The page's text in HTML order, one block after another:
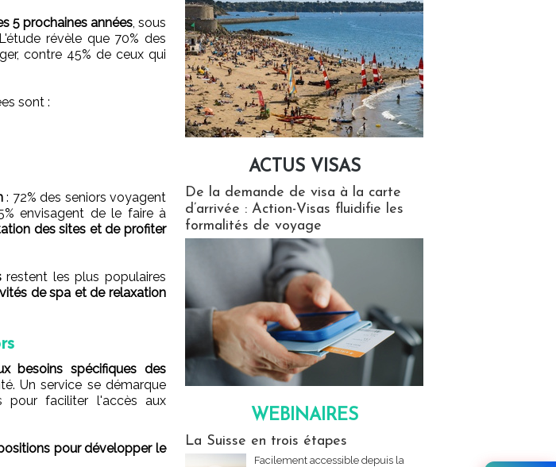
5 prochaines années, sous
révèle que 70% des
contre 45% de ceux qui
sont :
: 72% des seniors voyagent
envisagent de le faire à
des sites et de profiter
restent les plus populaires
de spa et de relaxation
besoins spécifiques des
Un service se démarque
pour faciliter l'accès aux
pour développer le
ACTUS VISAS
De la demande de visa à la carte
d’arrivée : Action-Visas fluidifie les
formalités de voyage
WEBINAIRES
La Suisse en trois étapes
Facilement accessible depuis la